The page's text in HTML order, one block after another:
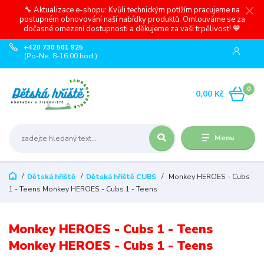
🔧 Aktualizace e-shopu: Kvůli technickým potížím pracujeme na
postupném obnovování naší nabídky produktů. Omlouváme se za
dočasné omezení dostupnosti a děkujeme za vaši trpělivost! 💙
Menu
+420 730 501 925
(Po-Ne, 8-16:00 hod.)
0
0,00 Kč
Dětská hřiště Dětská hřiště CUBS
Monkey HEROES - Cubs
1 - Teens Monkey HEROES - Cubs 1 - Teens
Monkey HEROES - Cubs 1 - Teens
Monkey HEROES - Cubs 1 - Teens